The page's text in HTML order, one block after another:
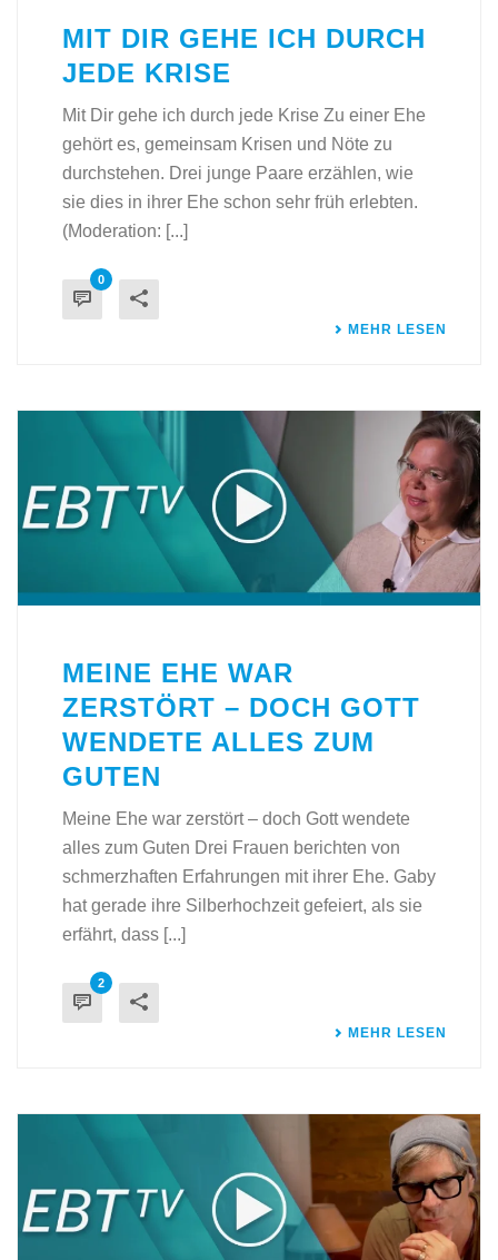
MIT DIR GEHE ICH DURCH
JEDE KRISE
Mit Dir gehe ich durch jede Krise Zu einer Ehe
gehört es, gemeinsam Krisen und Nöte zu
durchstehen. Drei junge Paare erzählen, wie
sie dies in ihrer Ehe schon sehr früh erlebten.
(Moderation: [...]
0
MEHR LESEN
MEINE EHE WAR
ZERSTÖRT – DOCH GOTT
WENDETE ALLES ZUM
GUTEN
Meine Ehe war zerstört – doch Gott wendete
alles zum Guten Drei Frauen berichten von
schmerzhaften Erfahrungen mit ihrer Ehe. Gaby
hat gerade ihre Silberhochzeit gefeiert, als sie
erfährt, dass [...]
2
MEHR LESEN